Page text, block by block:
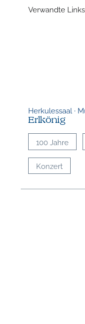
Verwandte Links
Herkulessaal ·
Erlkönig
100 Jahre
Konzert